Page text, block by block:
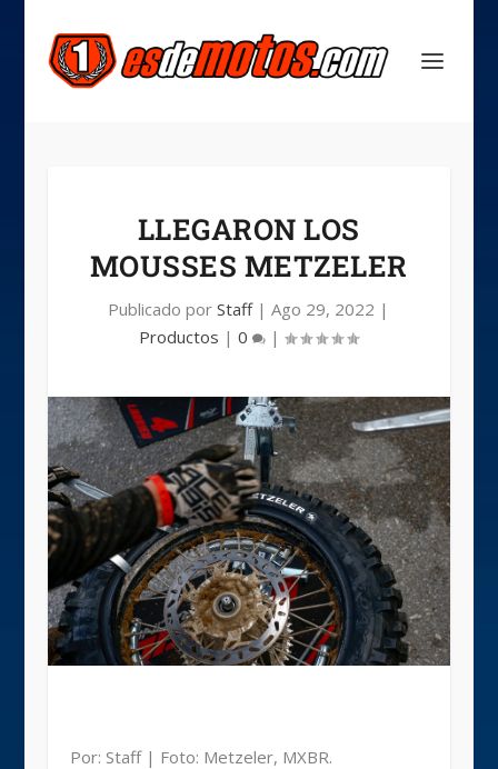
LLEGARON LOS
MOUSSES METZELER
Publicado porStaff|Ago 29, 2022 |
Productos |0 |
Por: Staff | Foto: Metzeler, MXBR.